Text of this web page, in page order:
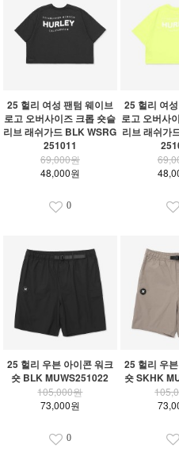
25 헐리 여성 팬텀 웨이브
로고 오버사이즈 크롭 숏슬
리브 래쉬가드 BLK WSRG
251011
69,000원
48,000원
0
25 헐리 여
로고 오버사
리브 래쉬가
25 헐리 우븐 아이콘 워크
숏 BLK MUWS251022
105,000원
73,000원
0
25 헐리 우
숏 SKHK